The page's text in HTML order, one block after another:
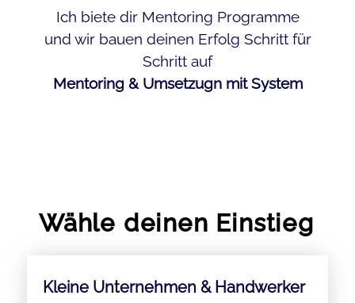
Ich biete dir Mentoring Programme
und wir bauen deinen Erfolg Schritt für
Schritt auf
Mentoring & Umsetzugn mit System
Wähle deinen Einstieg
Kleine Unternehmen & Handwerker